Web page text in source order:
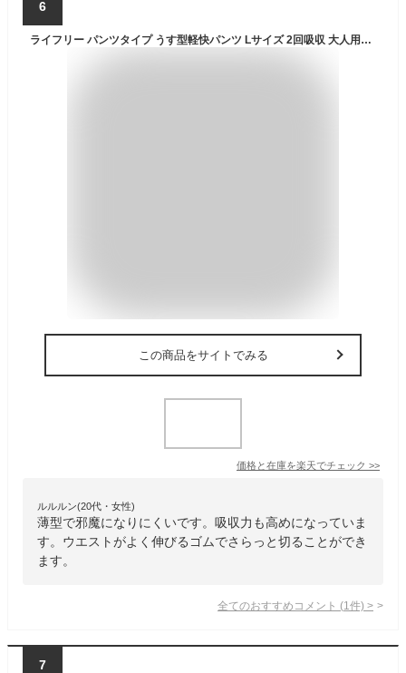
6
ライフリー パンツタイプ うす型軽快パンツ Lサイズ 2回吸収 大人用おむつ(30枚入)【ライフリー 中度アウター】
この商品をサイトでみる
価格と在庫を楽天でチェック >>
ルルルン(20代・女性)
薄型で邪魔になりにくいです。吸収力も高めになっていま
す。ウエストがよく伸びるゴムでさらっと切ることができ
ます。
全てのおすすめコメント (1 件) >
7